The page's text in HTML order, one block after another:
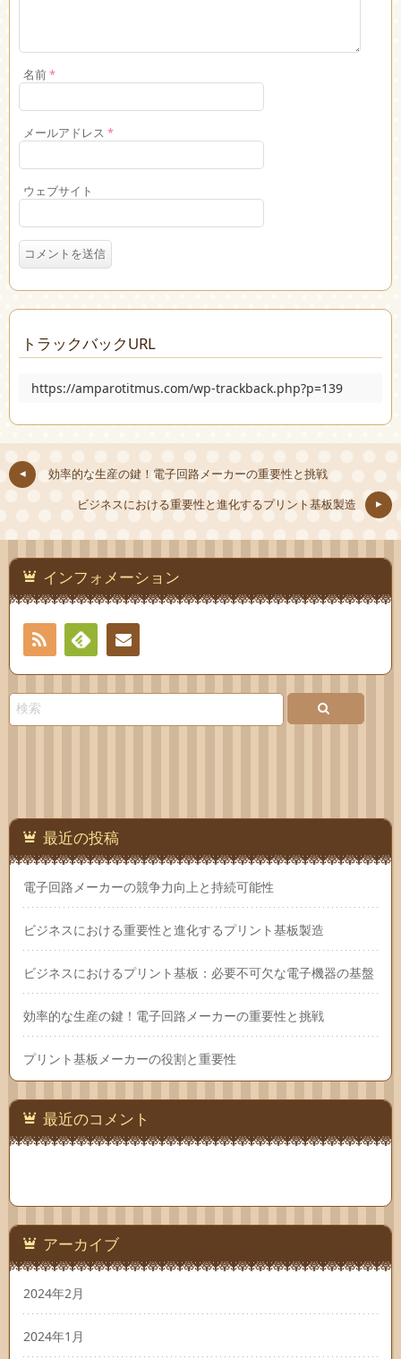
名前*
メールアドレス *
ウェブサイト
トラックバックURL
https://amparotitmus.com/wp-trackback.php?p=139
効率的な生産の鍵！電子回路メーカーの重要性と挑戦
ビジネスにおける重要性と進化するプリント基板製造
インフォメーション
RSS
Feedlyお問
最近の投稿
電子回路メーカーの競争力向上と持続可能性
ビジネスにおける重要性と進化するプリント基板製造
ビジネスにおけるプリント基板：必要不可欠な電子機器の基盤
効率的な生産の鍵！電子回路メーカーの重要性と挑戦
プリント基板メーカーの役割と重要性
最近のコメント
アーカイブ
2024年2月
2024年1月